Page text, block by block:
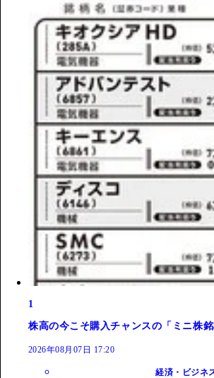
1
株高の今こそ購入チャンスの「ミニ株
2026年08月07日 17:20
経済・ビジネ